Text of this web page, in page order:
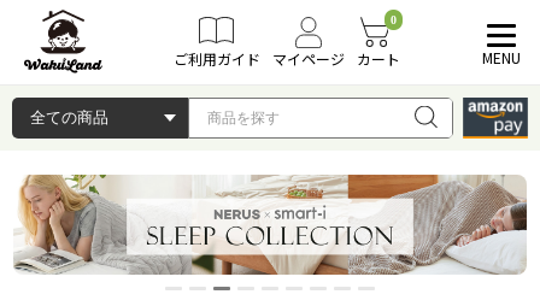
ご利用ガイド マイページ
0
カート MENU